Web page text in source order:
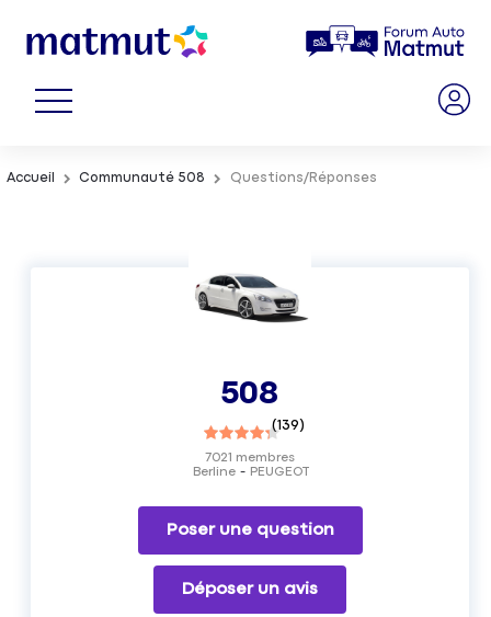
Accueil Communauté 508 Questions/Réponses
508
(139)
Berline PEUGEOT
7021 membres
Poser une question
Déposer un avis